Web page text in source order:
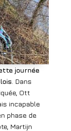
journée
. Dans
Ott
incapable
phase de
Martijn